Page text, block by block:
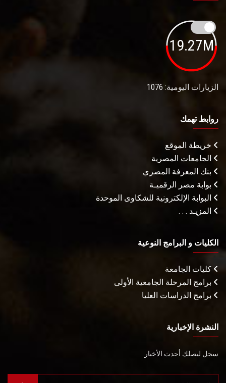
19.27M
الزيارات اليومية: 1076
روابط تهمك
خريطة الموقع
الجامعات المصرية
بنك المعرفة المصري
بوابة مصر الرقميـة
البوابة الإلكترونية للشكاوى الموحدة
المزيـد . . .
الكليات و البرامج النوعية
كليات الجامعة
برامج المرحلة الجامعية الأولى
برامج الدراسات العليا
النشرة الإخبارية
سجل ليصلك أحدث الأخبار